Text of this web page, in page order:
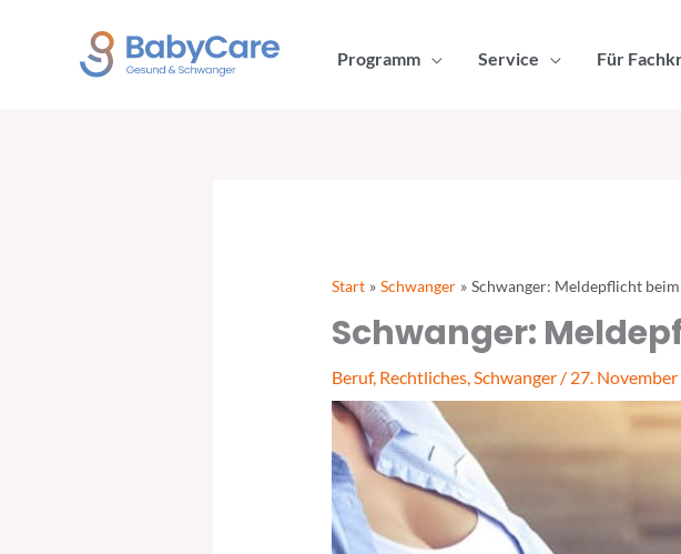
Programm Service Für
Start Schwanger Schwanger: Meldepflicht
Schwanger:
Beruf, Rechtliches,Schwanger/ 27.